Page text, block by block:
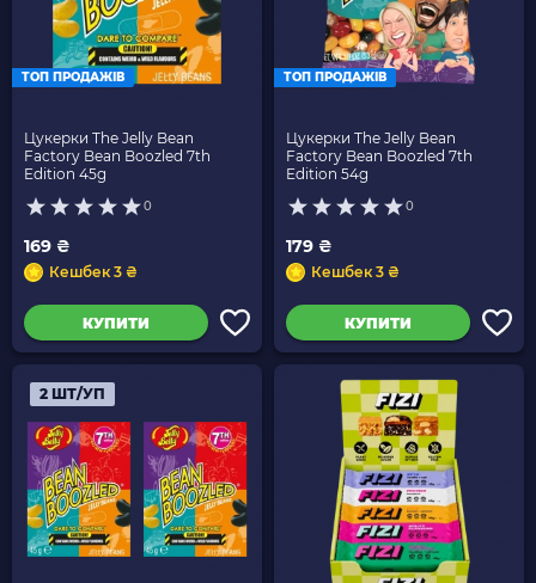
ТОП ПРОДАЖІВ
Цукерки The Jelly Bean
Factory Bean Boozled 7th
Edition 45g
0
169 ₴
Кешбек 3 ₴
КУПИТИ
ТОП ПРОДАЖІВ
Цукерки The Jelly Bean
Factory Bean Boozled 7th
Edition 54g
0
179 ₴
Кешбек 3 ₴
КУПИТИ
2 ШТ/УП